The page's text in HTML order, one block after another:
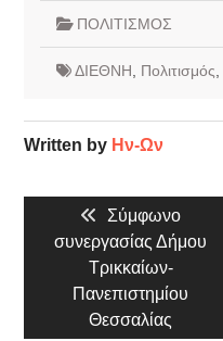
ΠΟΛΙΤΙΣΜΟΣ
ΔΙΕΘΝΗ Πολιτισμός
Written by Ην-Ων
άρθρων
Previous
post:
Σύμφωνο
συνεργασίας Δήμου
Τρικκαίων-
Πανεπιστημίου
Θεσσαλίας